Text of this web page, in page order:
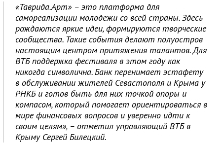
«Таврида.Арт» – это платформа для
самореализации молодежи со всей страны. Здесь
рождаются яркие идеи, формируются творческие
сообщества. Такие события делают полуостров
настоящим центром притяжения талантов. Для
ВТБ поддержка фестиваля в этом году как
никогда символична. Банк перенимает эстафету
в обслуживании жителей Севастополя и Крыма у
РНКБ и готов быть для них точкой опоры и
компасом, который помогает ориентироваться в
мире финансовых вопросов и уверенно идти к
своим целям», – отметил управляющий ВТБ в
Крыму Сергей Билецкий.